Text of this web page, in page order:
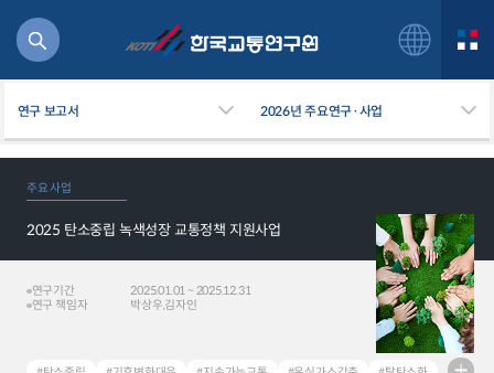
연구 보고서 2026년 주요연구·사업
주요 사업
2025 탄소중립 녹색성장 교통정책 지원사업
연구기간
2025.01.01 ~ 2025.12.31
연구 책임자
박상우,김자인